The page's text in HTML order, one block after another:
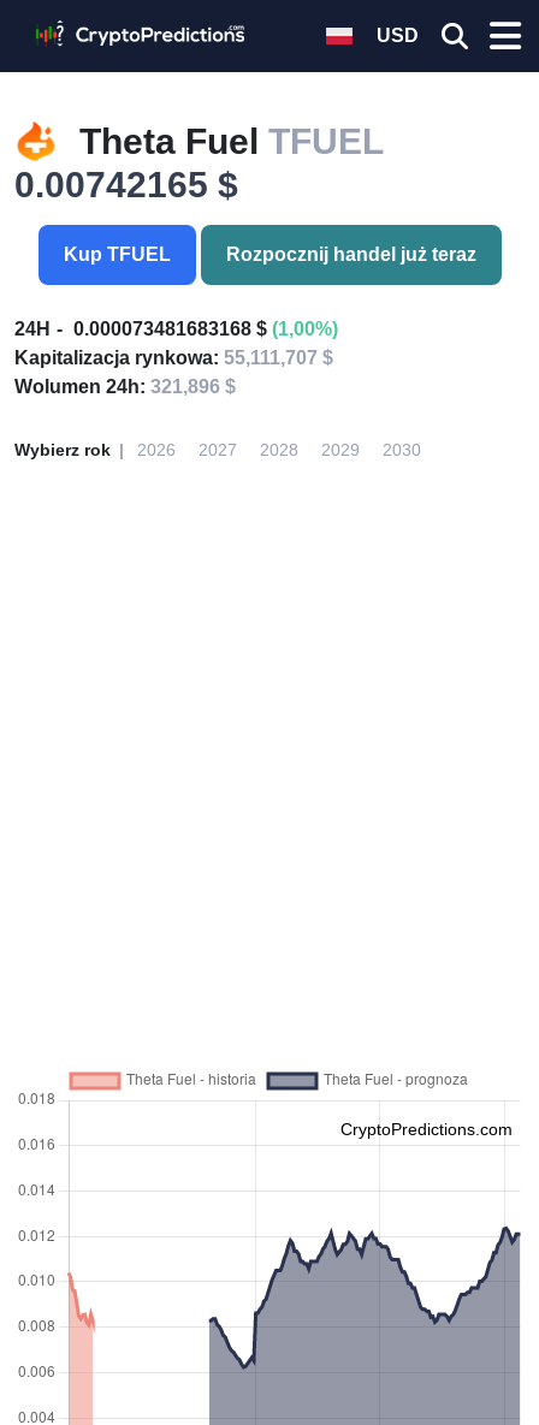
USD
Theta Fuel TFUEL
0.00742165 $
Kup TFUEL Rozpocznij handel już teraz
24H 0.000073481683168 $ (1,00%)
Kapitalizacja rynkowa: 55,111,707 $
Wolumen 24h: 321,896 $
Wybierz rok 2026 2027 2028 2029 2030
CryptoPredictions.com